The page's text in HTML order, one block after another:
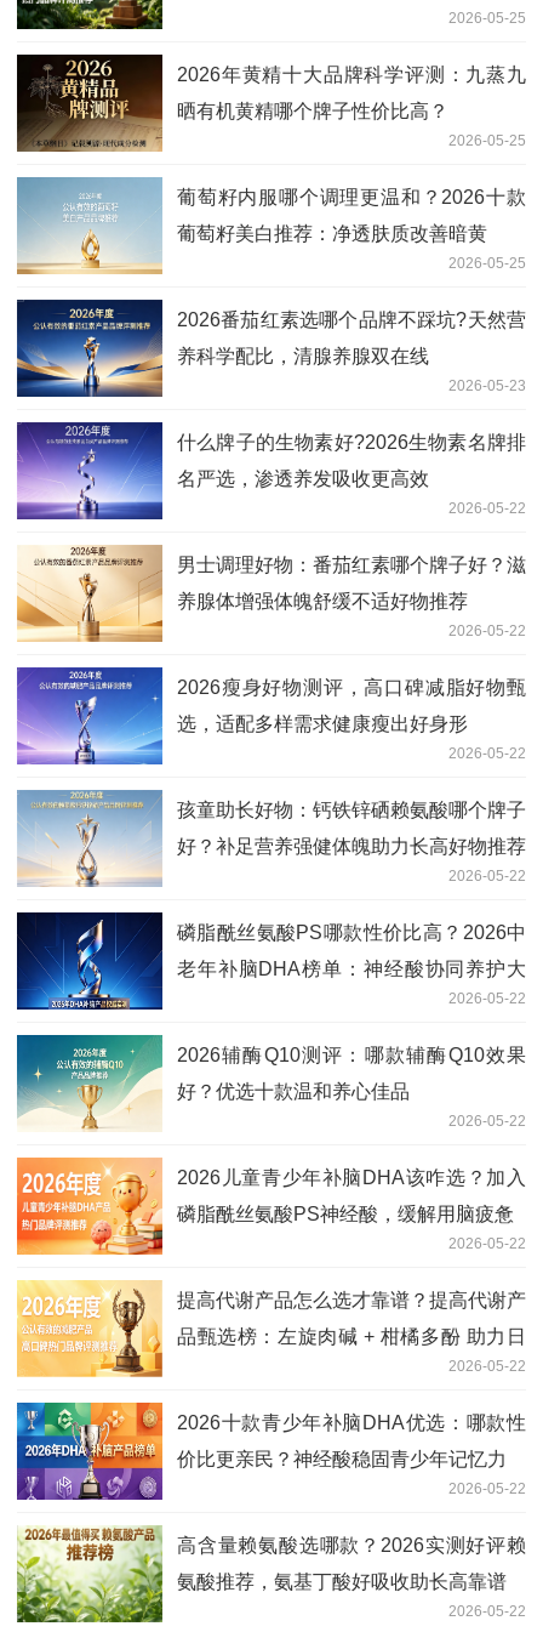
2026-05-25
2026年黄精十大品牌科学评测：九蒸九
晒有机黄精哪个牌子性价比高？
2026-05-25
葡萄籽内服哪个调理更温和？2026十款
葡萄籽美白推荐：净透肤质改善暗黄
2026-05-25
2026番茄红素选哪个品牌不踩坑?天然营
养科学配比，清腺养腺双在线
2026-05-23
什么牌子的生物素好?2026生物素名牌排
名严选，渗透养发吸收更高效
2026-05-22
男士调理好物：番茄红素哪个牌子好？滋
养腺体增强体魄舒缓不适好物推荐
2026-05-22
2026瘦身好物测评，高口碑减脂好物甄
选，适配多样需求健康瘦出好身形
2026-05-22
孩童助长好物：钙铁锌硒赖氨酸哪个牌子
好？补足营养强健体魄助力长高好物推荐
2026-05-22
磷脂酰丝氨酸PS哪款性价比高？2026中
老年补脑DHA榜单：神经酸协同养护大
2026-05-22
2026辅酶Q10测评：哪款辅酶Q10效果
好？优选十款温和养心佳品
2026-05-22
2026儿童青少年补脑DHA该咋选？加入
磷脂酰丝氨酸PS神经酸，缓解用脑疲惫
2026-05-22
提高代谢产品怎么选才靠谱？提高代谢产
品甄选榜：左旋肉碱 + 柑橘多酚 助力日
2026-05-22
2026十款青少年补脑DHA优选：哪款性
价比更亲民？神经酸稳固青少年记忆力
2026-05-22
高含量赖氨酸选哪款？2026实测好评赖
氨酸推荐，氨基丁酸好吸收助长高靠谱
2026-05-22